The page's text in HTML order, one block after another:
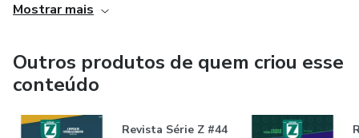
estádios, geopolítica, modos de ver o mundo. O futebol é
Mostrar mais
Outros produtos de quem criou esse
conteúdo
Revista Série Z #44